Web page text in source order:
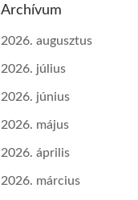
Archívum
2026. augusztus
2026. július
2026. június
2026. május
2026. április
2026. március